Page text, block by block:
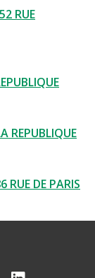
RUE
REPUBLIQUE
DE PARIS